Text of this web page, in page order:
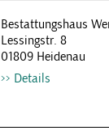
Bestattungshaus
Lessingstr. 8
01809 Heidenau
Details